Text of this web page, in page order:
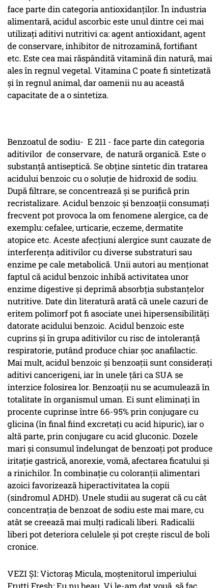
face parte din categoria antioxidanților. În industria
alimentară, acidul ascorbic este unul dintre cei mai
utilizați aditivi nutritivi ca: agent antioxidant, agent
de conservare, inhibitor de nitrozamină, fortifiant
etc. Este cea mai răspândită vitamină din natură, mai
ales în regnul vegetal. Vitamina C poate fi sintetizată
și în regnul animal, dar oamenii nu au această
capacitate de a o sintetiza.
Benzoatul de sodiu- E 211 - face parte din categoria
aditivilor de conservare, de natură organică. Este o
substanță antiseptică. Se obține sintetic din tratarea
acidului benzoic cu o soluție de hidroxid de sodiu.
După filtrare, se concentrează și se purifică prin
recristalizare. Acidul benzoic și benzoații consumați
frecvent pot provoca la om fenomene alergice, ca de
exemplu: cefalee, urticarie, eczeme, dermatite
atopice etc. Aceste afecțiuni alergice sunt cauzate de
interferența aditivilor cu diverse substraturi sau
enzime pe cale metabolică. Unii autori au menționat
faptul că acidul benzoic inhibă activitatea unor
enzime digestive și deprimă absorbția substanțelor
nutritive. Date din literatură arată că unele cazuri de
eritem polimorf pot fi asociate unei hipersensibilități
datorate acidului benzoic. Acidul benzoic este
cuprins și în grupa aditivilor cu risc de intoleranță
respiratorie, putând produce chiar șoc anafilactic.
Mai mult, acidul benzoic și benzoații sunt considerați
aditivi cancerigeni, iar în unele țări ca SUA se
interzice folosirea lor. Benzoații nu se acumulează în
totalitate în organismul uman. Ei sunt eliminați în
procente cuprinse între 66-95% prin conjugare cu
glicina (în final fiind excretați cu acid hipuric), iar o
altă parte, prin conjugare cu acid gluconic. Dozele
mari și consumul îndelungat de benzoați pot produce
iritație gastrică, anorexie, vomă, afectarea ficatului și
a rinichilor. În combinație cu coloranții alimentari
azoici favorizează hiperactivitatea la copii
(sindromul ADHD). Unele studii au sugerat că cu cât
concentrația de benzoat de sodiu este mai mare, cu
atât se creează mai mulți radicali liberi. Radicalii
liberi pot deteriora celulele și pot crește riscul de boli
cronice.
VEZI ȘI: Victoraș Micula, moștenitorul imperiului